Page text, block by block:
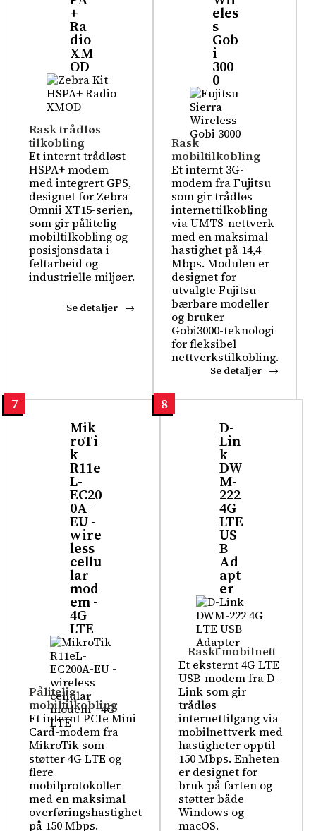
Rask trådløs
tilkobling
+
Ra
dio
XM
OD
Et internt trådløst
HSPA+ modem
med integrert GPS,
designet for Zebra
Omnii XT15-serien,
som gir pålitelig
mobiltilkobling og
posisjonsdata i
feltarbeid og
industrielle miljøer.
Se detaljer
Rask
mobiltilkobling
eles
s
Gob
i
300
0
Et internt 3G-
modem fra Fujitsu
som gir trådløs
internettilkobling
via UMTS-nettverk
med en maksimal
hastighet på 14,4
Mbps. Modulen er
designet for
utvalgte Fujitsu-
bærbare modeller
og bruker
Gobi3000-teknologi
for fleksibel
nettverkstilkobling.
Se detaljer
7
Pålitelig
mobiltilkobling
Mik
roTi
k
R11e
L-
EC20
0A-
EU -
wire
less
cellu
lar
mod
em -
4G
LTE
Et internt PCIe Mini
Card-modem fra
MikroTik som
støtter 4G LTE og
flere
mobilprotokoller
med en maksimal
overføringshastighet
på 150 Mbps.
8
Raskt mobilnett
D-
Lin
k
DW
M-
222
4G
LTE
US
B
Ad
apt
er
Et eksternt 4G LTE
USB-modem fra D-
Link som gir
trådløs
internettilgang via
mobilnettverk med
hastigheter opptil
150 Mbps. Enheten
er designet for
bruk på farten og
støtter både
Windows og
macOS.